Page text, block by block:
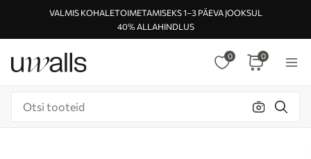
VALMIS KOHALETOIMETAMISEKS 1–3 PÄEVA JOOKSUL
40% ALLAHINDLUS
0 0